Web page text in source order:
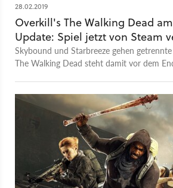
28.02.2019
Overkill's The Walking Dead
Update: Spiel jetzt von Steam
Skybound und Starbreeze gehen
The Walking Dead steht damit vor dem